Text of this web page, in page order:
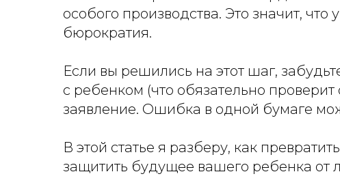
особого производства. Это значит,
бюрократия.
Если вы решились на этот шаг,
с ребенком (что обязательно
заявление. Ошибка в одной бумаге
В этой статье я разберу, как
защитить будущее вашего ребенка от